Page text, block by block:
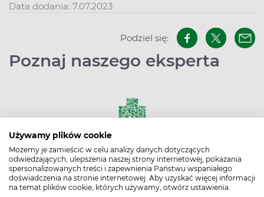
Używamy plików cookie
Możemy je zamieścić w celu analizy danych dotyczących
odwiedzających, ulepszenia naszej strony internetowej, pokazania
spersonalizowanych treści i zapewnienia Państwu wspaniałego
doświadczenia na stronie internetowej. Aby uzyskać więcej informacji
na temat plików cookie, których używamy, otwórz ustawienia.
Data dodania: 7.07.2023
Podziel się:
Poznaj naszego eksperta
Redakcja Apteline
W Apteline.pl nie tylko zarezerwujesz leki,
suplementy diety, kosmetyki, testy diagnostyczne